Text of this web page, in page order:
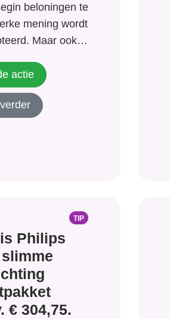
beloningen te
mening wordt
Maar ook
mode of nieuwe
actie
TIP
Philips
€ 304,75.